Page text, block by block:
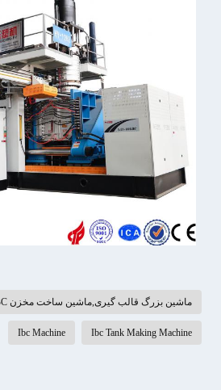
ماشین بزرگ قالب گیری,ماشین ساخت مخزن IBC,دستگاه IBC
Ibc Tank Making Machine
Ibc Machine